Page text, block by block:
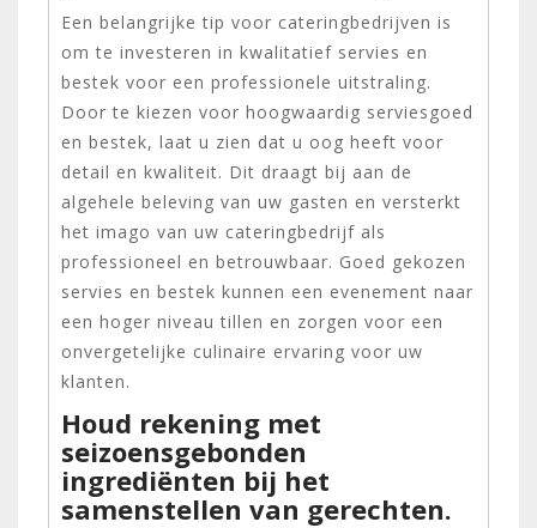
Een belangrijke tip voor cateringbedrijven is
om te investeren in kwalitatief servies en
bestek voor een professionele uitstraling.
Door te kiezen voor hoogwaardig serviesgoed
en bestek, laat u zien dat u oog heeft voor
detail en kwaliteit. Dit draagt bij aan de
algehele beleving van uw gasten en versterkt
het imago van uw cateringbedrijf als
professioneel en betrouwbaar. Goed gekozen
servies en bestek kunnen een evenement naar
een hoger niveau tillen en zorgen voor een
onvergetelijke culinaire ervaring voor uw
klanten.
Houd rekening met
seizoensgebonden
ingrediënten bij het
samenstellen van gerechten.